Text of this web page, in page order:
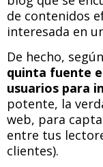
de contenidos
interesada en
De hecho,
quinta fuente
usuarios para
potente, la
web, para
entre tus
clientes).